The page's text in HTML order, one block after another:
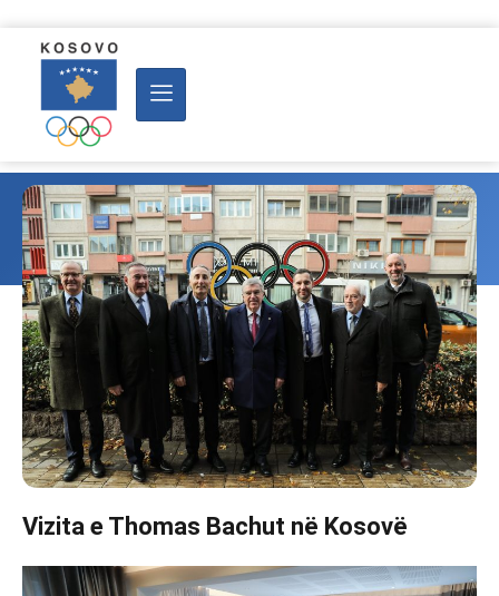
Vizita e Thomas Bachut në Kosovë